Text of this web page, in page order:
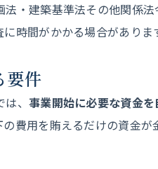
・建築基準法その他関係
時間がかかる場合があり
要件
、 事業開始に必要な資金
費用を賄えるだけの資金